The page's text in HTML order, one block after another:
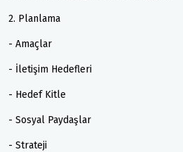
2. Planlama
- Amaçlar
- İletişim Hedefleri
- Hedef Kitle
- Sosyal Paydaşlar
- Strateji